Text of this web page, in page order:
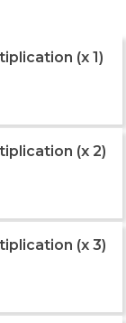
(x 1)
(x 2)
(x 3)